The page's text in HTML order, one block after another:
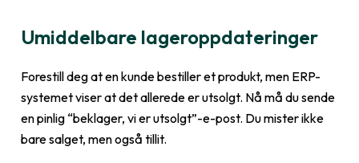
Umiddelbare lageroppdateringer
Forestill deg at en kunde bestiller et produkt, men ERP-
systemet viser at det allerede er utsolgt. Nå må du sende
en pinlig “beklager, vi er utsolgt”-e-post. Du mister ikke
bare salget, men også tillit.